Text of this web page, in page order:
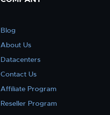
Blog
About Us
Datacenters
Contact Us
Affiliate Program
Reseller Program